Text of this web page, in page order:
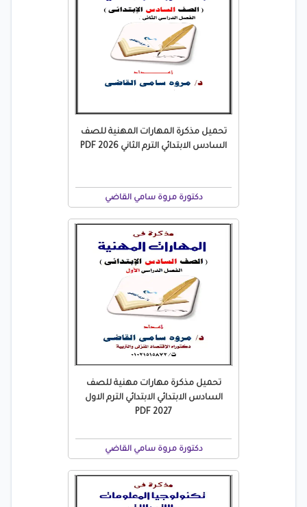
تحميل مذكرة المهارات المهنية للصف
السادس الابتدائي الترم الثاني 2026 PDF
دكتورة مروة سامي القاضي
تحميل مذكرة مهارات مهنية للصف
السادس الابتدائي الابتدائي الترم الاول
2027 PDF
دكتورة مروة سامي القاضي